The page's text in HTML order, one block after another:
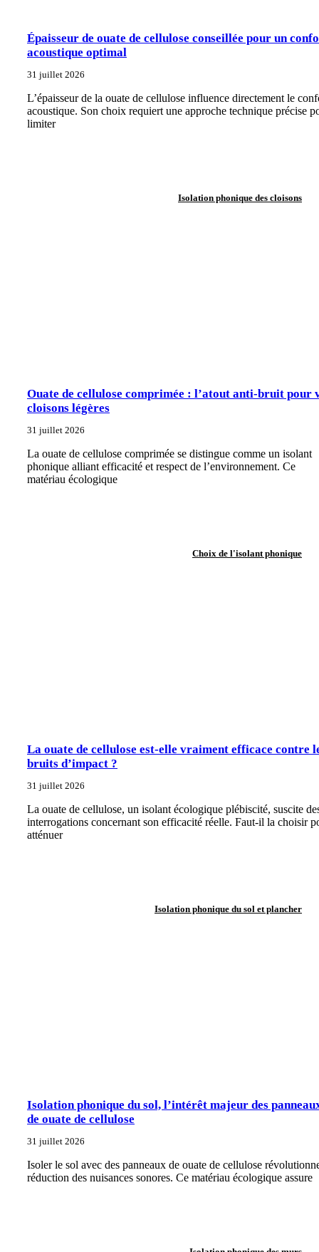
Épaisseur de ouate de cellulose conseillée pour un
acoustique optimal
31 juillet 2026
L’épaisseur de la ouate de cellulose influence directement le
acoustique. Son choix requiert une approche technique précise
limiter
Isolation phonique des cloisons
Ouate de cellulose comprimée : l’atout anti-bruit pour
cloisons légères
31 juillet 2026
La ouate de cellulose comprimée se distingue comme un isolant
phonique alliant efficacité et respect de l’environnement. Ce
matériau écologique
Choix de l'isolant phonique
La ouate de cellulose est-elle vraiment efficace contre
bruits d’impact ?
31 juillet 2026
La ouate de cellulose, un isolant écologique plébiscité, suscite
interrogations concernant son efficacité réelle. Faut-il la choisir
atténuer
Isolation phonique du sol et plancher
Isolation phonique du sol, l’intérêt majeur des
de ouate de cellulose
31 juillet 2026
Isoler le sol avec des panneaux de ouate de cellulose
réduction des nuisances sonores. Ce matériau écologique assure